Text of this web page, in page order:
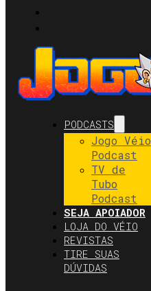
PODCASTS
Jogo Véio
Podcast
TV de
Tubo
Podcast
SEJA APOIADOR
LOJA DO VÉIO
REVISTAS
TIRE SUAS
DÚVIDAS